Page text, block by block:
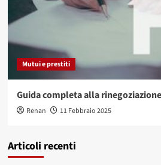
Mutui e prestiti
Guida completa alla
Renan 11 Febbraio 2025
Articoli recenti